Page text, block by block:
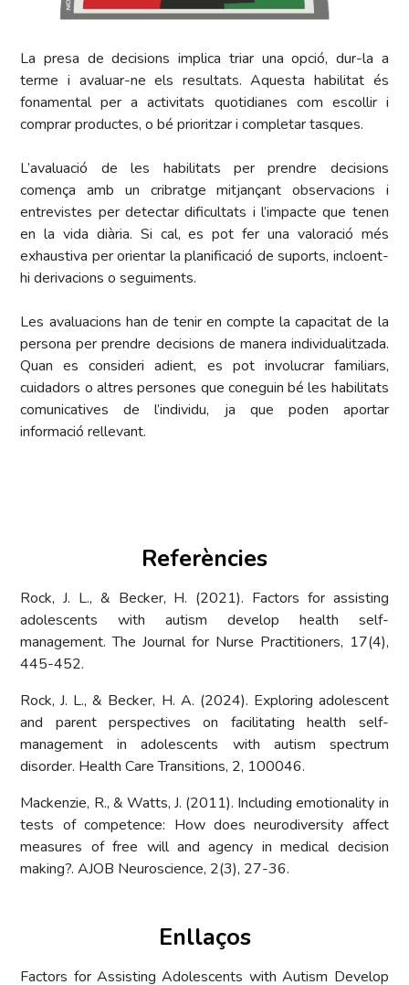
La presa de decisions implica triar una opció, dur-la a
terme i avaluar-ne els resultats. Aquesta habilitat és
fonamental per a activitats quotidianes com escollir i
comprar productes, o bé prioritzar i completar tasques.
L’avaluació de les habilitats per prendre decisions
comença amb un cribratge mitjançant observacions i
entrevistes per detectar dificultats i l’impacte que tenen
en la vida diària. Si cal, es pot fer una valoració més
exhaustiva per orientar la planificació de suports, incloent-
hi derivacions o seguiments.
Les avaluacions han de tenir en compte la capacitat de la
persona per prendre decisions de manera individualitzada.
Quan es consideri adient, es pot involucrar familiars,
cuidadors o altres persones que coneguin bé les habilitats
comunicatives de l’individu, ja que poden aportar
informació rellevant.
Referències
Rock, J. L., & Becker, H. (2021). Factors for assisting
adolescents with autism develop health self-
management. The Journal for Nurse Practitioners, 17(4),
445-452.
Rock, J. L., & Becker, H. A. (2024). Exploring adolescent
and parent perspectives on facilitating health self-
management in adolescents with autism spectrum
disorder. Health Care Transitions, 2, 100046.
Mackenzie, R., & Watts, J. (2011). Including emotionality in
tests of competence: How does neurodiversity affect
measures of free will and agency in medical decision
making?. AJOB Neuroscience, 2(3), 27-36.
Enllaços
Factors for Assisting Adolescents with Autism Develop